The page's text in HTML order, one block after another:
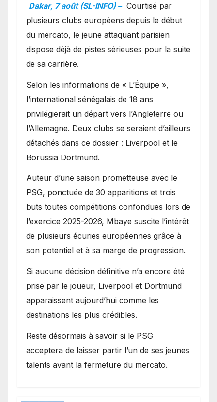
Ibrahim Mbaye
Dakar, 7 août (SL-INFO) – Courtisé par
plusieurs clubs européens depuis le début
du mercato, le jeune attaquant parisien
dispose déjà de pistes sérieuses pour la suite
de sa carrière.
Selon les informations de « L’Équipe »,
l’international sénégalais de 18 ans
privilégierait un départ vers l’Angleterre ou
l’Allemagne. Deux clubs se seraient d’ailleurs
détachés dans ce dossier : Liverpool et le
Borussia Dortmund.
Auteur d’une saison prometteuse avec le
PSG, ponctuée de 30 apparitions et trois
buts toutes compétitions confondues lors de
l’exercice 2025-2026, Mbaye suscite l’intérêt
de plusieurs écuries européennes grâce à
son potentiel et à sa marge de progression.
Si aucune décision définitive n’a encore été
prise par le joueur, Liverpool et Dortmund
apparaissent aujourd’hui comme les
destinations les plus crédibles.
Reste désormais à savoir si le PSG
acceptera de laisser partir l’un de ses jeunes
talents avant la fermeture du mercato.